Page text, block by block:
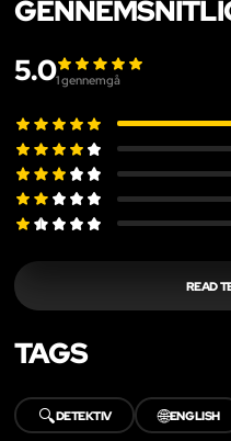
5.01gennemgå
READ
TAGS
🔍DETEKTIV 🌐ENGLISH